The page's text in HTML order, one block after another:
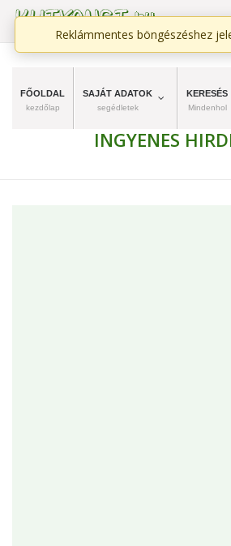
FŐOLDAL
kezdőlap
SAJÁT ADATOK
segédletek
KERESÉS
Mindenhol
INGYENES
Reklámmentes böngészéshez